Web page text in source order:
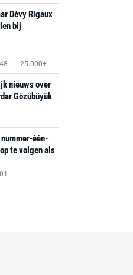
Dévy Rigaux
bij
25.000+
nieuws over
Gözübüyük
één-
te volgen als